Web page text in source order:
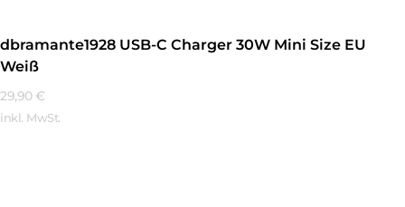
dbramante1928 USB-C Charger 30W Mini Size EU
Weiß
29,90 €
inkl. MwSt.